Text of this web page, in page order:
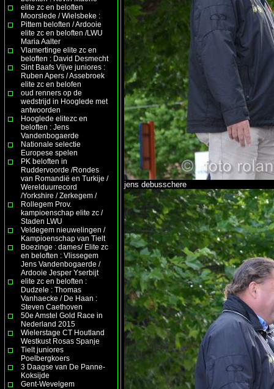
elite zc en beloften
Moorslede / Wielsbeke :
Pittem beloften / Ardooie
elite zc en beloften /LWU
Maria Aalter
Vlamertinge elite zc en
beloften : David Desmecht
Sint Baafs Vijve juniores :
Ruben Apers / Assebroek
elite zc en belofen
oud renners op de
wedstrijd in Hooglede met
antwoorden
Hooglede elitezc en
beloften : Jens
Vandenbogaerde
Nationale selectie
Europese spelen
PK beloften in
Ruddervoorde /Rondes
van Romandië en Turkije /
Werelduurrecord
/Yorkshire / Zerkegem /
Rollegem Prov.
kampioenschap elite zc /
Staden LWU
Veldegem nieuwelingen /
Kampioenschap van Tielt
Boezinge : dames/ Elite zc
en beloften : Vlissegem
Jens Vandenbogaerde /
Ardooie Jesper Yserbijt
elite zc en beloften :
Dudzele : Thomas
Vanhaecke / De Haan :
Steven Caethoven
50e Amstel Gold Race in
Nederland 2015
Wielerstage CT Houtland
Westkust Rosas Spanje
Tielt juniores
Poelbergkoers
3 Daagse van De Panne-
Koksijde
Gent-Wevelgem
jens debusschere